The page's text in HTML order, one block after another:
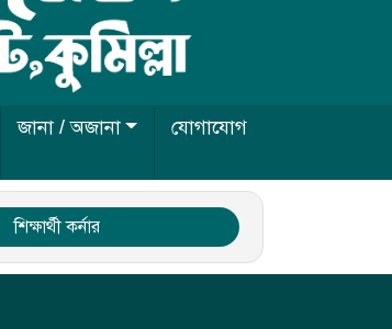
জানা / অজানা যোগাযোগ
শিক্ষার্থী কর্নার